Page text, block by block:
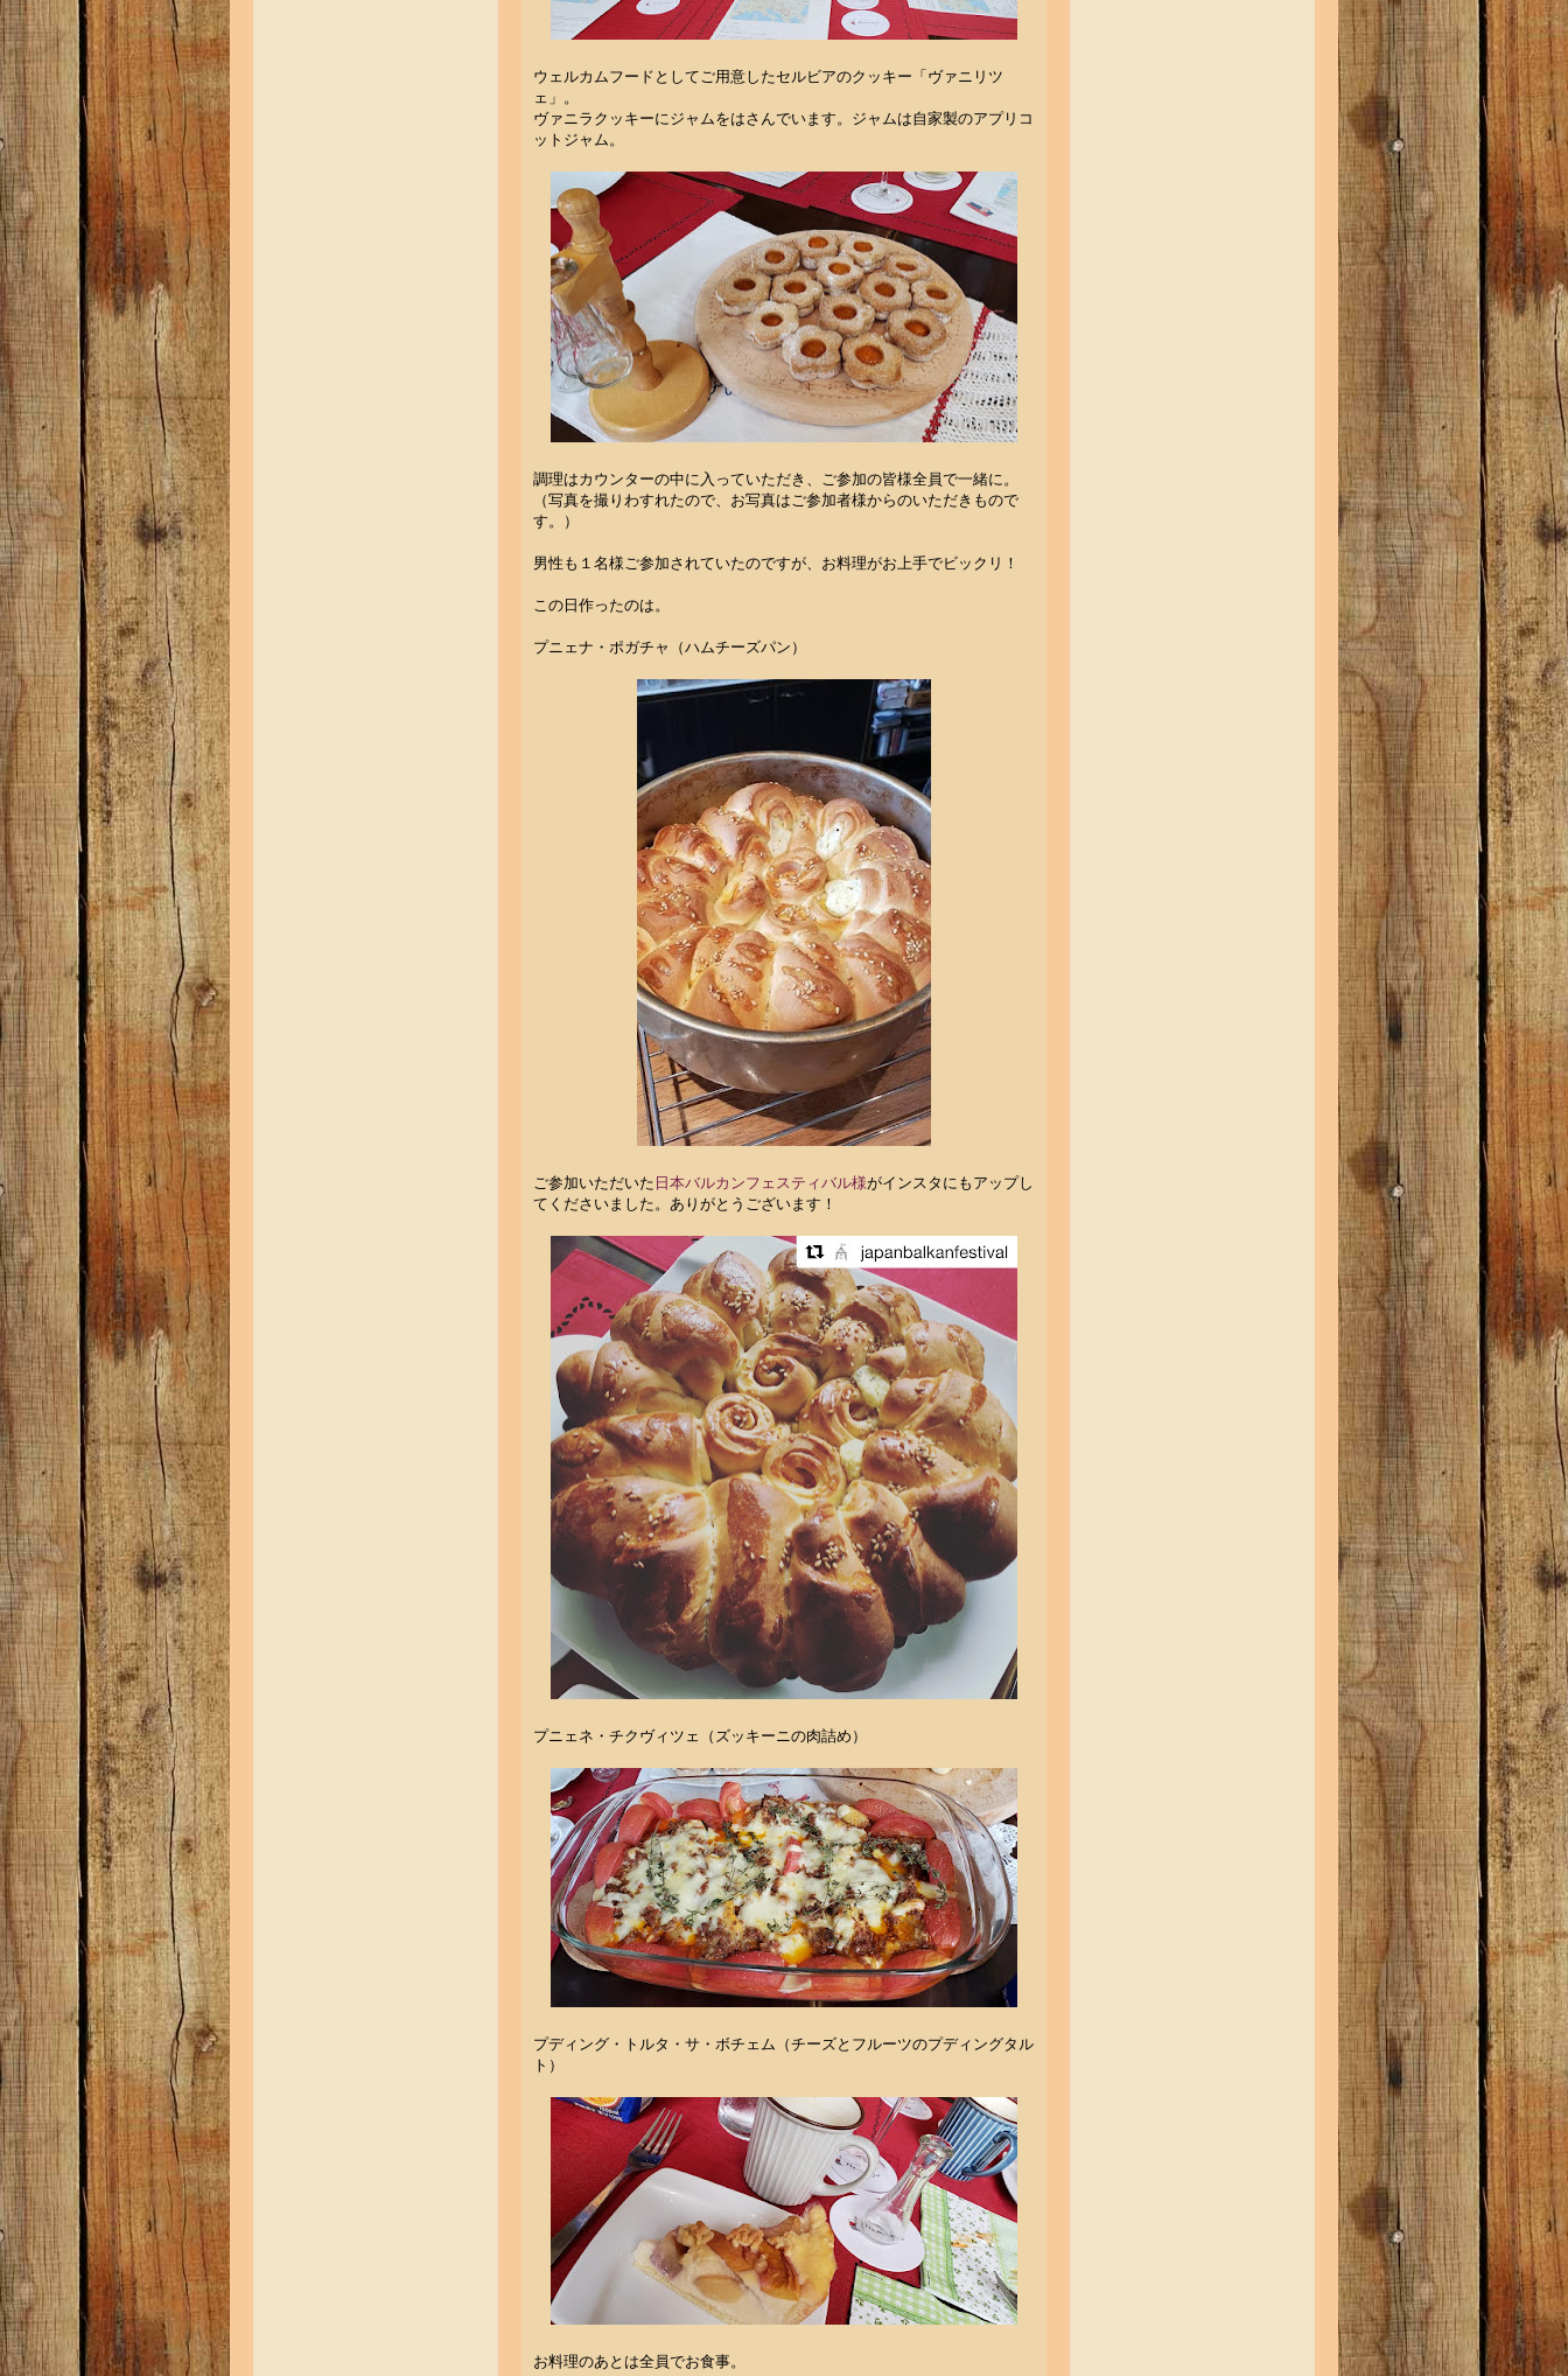
ウェルカムフードとしてご用意したセルビアのクッキー「ヴァニリツ
ェ」。
ヴァニラクッキーにジャムをはさんでいます。ジャムは自家製のアプリコ
ットジャム。
調理はカウンターの中に入っていただき、ご参加の皆様全員で一緒に。
（写真を撮りわすれたので、お写真はご参加者様からのいただきもので
す。）
男性も１名様ご参加されていたのですが、お料理がお上手でビックリ！
この日作ったのは。
プニェナ・ポガチャ（ハムチーズパン）
ご参加いただいた 日本バルカンフェスティバル様がインスタにもアップし
てくださいました。ありがとうございます！
プニェネ・チクヴィツェ（ズッキーニの肉詰め）
プディング・トルタ・サ・ボチェム（チーズとフルーツのプディングタル
ト）
お料理のあとは全員でお食事。